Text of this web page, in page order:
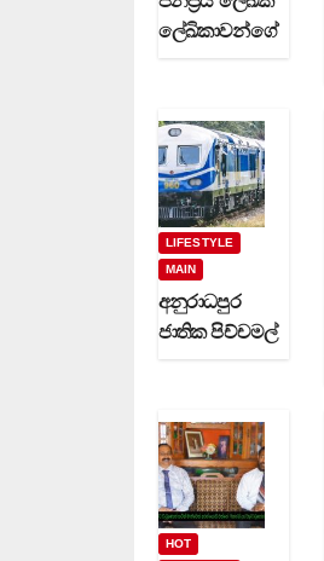
ලේඛිකාවන්ගේ
රචිත නවක
ග්‍රන්ථ දෙකක්
(video)
LIFESTYLE
MAIN
අනුරාධපුර
ජාතික පිච්චමල්
ගමන් වාර
කිහිපයක්
ධාවනයට…
HOT